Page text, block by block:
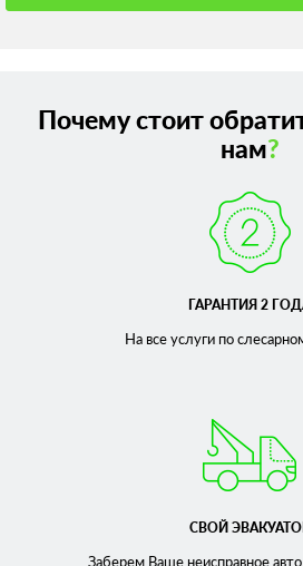
Почему стоит
нам?
ГАРАНТИЯ 2
На все услуги по
СВОЙ
Заберем Ваше неисправное